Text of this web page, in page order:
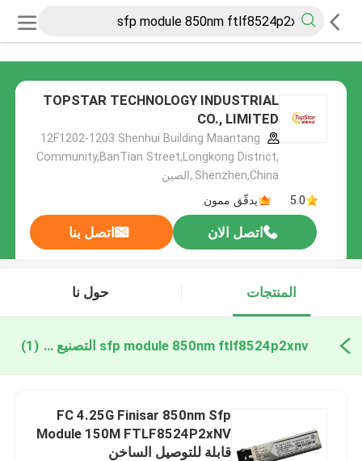
TOPSTAR TECHNOLOGY INDUSTRIAL
CO., LIMITED
12F1202-1203 Shenhui Building Maantang
Community,BanTian Street,Longkong District,
Shenzhen,China.,الصين
5.0
يدقّق ممون
اتصل الان اتصل بنا
المنتجات حول نا
sfp module 850nm ftlf8524p2xnv التصنيع عبر الإنترنت (1)
FC 4.25G Finisar 850nm Sfp
Module 150M FTLF8524P2xNV
قابلة للتوصيل الساخن